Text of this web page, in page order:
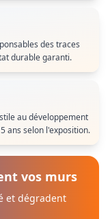
des traces
durable garanti.
au développement
ans selon l'exposition.
vos murs
et dégradent